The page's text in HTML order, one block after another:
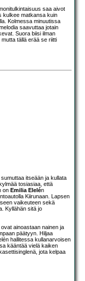
saa aivot
kulkee matkansa kuin
Kolmessa minuutissa
saavuttaa jotain
Suora biisi ilman
tällä erää se riitti
itseään ja kullata
tosiasiaa, että
on Emilia Elelén
Kiirunaan. Lapsen
vaikeuteen sekä
Kyllähän sitä jo
ainoastaan nainen ja
päätyyn. Hiljaa
hallitessa kullanarvoisen
kääntää vielä kaiken
jota kelpaa